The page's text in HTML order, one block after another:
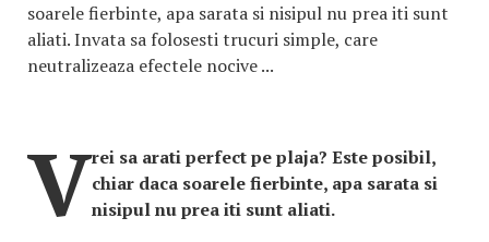
soarele fierbinte, apa sarata si nisipul nu prea iti sunt
aliati. Invata sa folosesti trucuri simple, care
neutralizeaza efectele nocive ...
Vrei sa arati perfect pe plaja? Este posibil,
chiar daca soarele fierbinte, apa sarata si
nisipul nu prea iti sunt aliati.